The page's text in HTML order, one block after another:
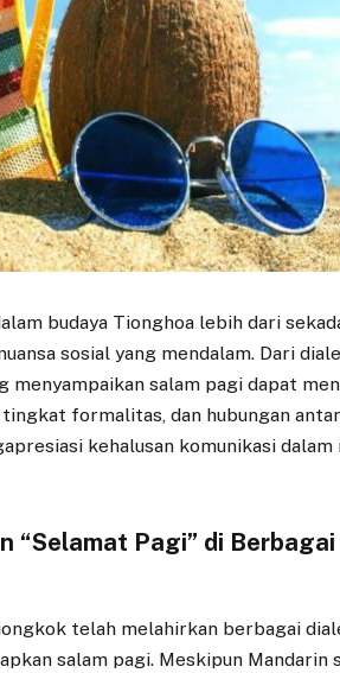
budaya Tionghoa lebih dari
sosial yang mendalam. Dari
menyampaikan salam pagi dapat
formalitas, dan hubungan
kehalusan komunikasi
“Selamat Pagi” di
telah melahirkan berbagai
salam pagi. Meskipun Mandarin